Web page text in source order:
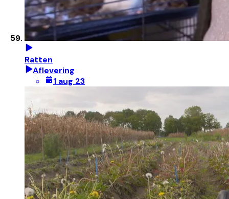
Ratten
Aflevering
1 aug 23